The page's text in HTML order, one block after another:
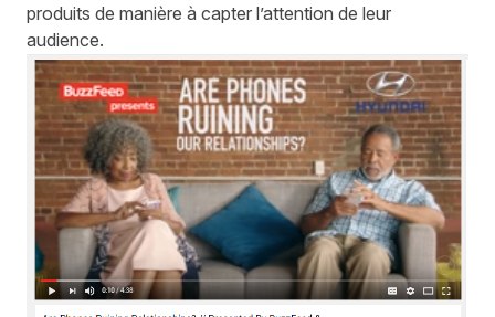
produits de manière à capter l’attention de leur
audience.